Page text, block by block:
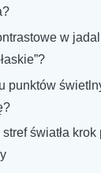
w
punktów
światła krok